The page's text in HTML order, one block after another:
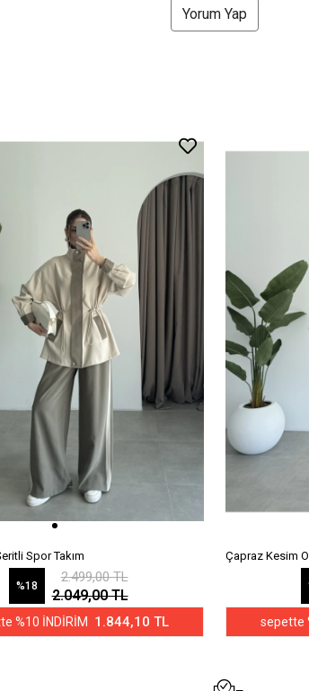
Yorum Yap
Spor Takım
%18
2.499,00 TL
2.049,00 TL
%10 İNDİRİM 1.844,10 TL
Çapraz Kesim
sepette